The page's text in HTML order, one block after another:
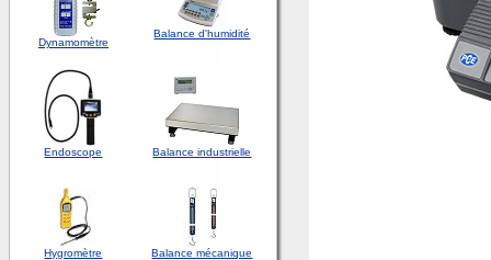
Dynamomètre
Balance d'humidité
Endoscope Balance industrielle
Hygromètre Balance mécanique